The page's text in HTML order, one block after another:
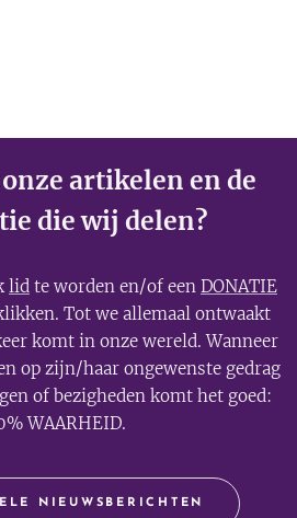
artikelen en de
die wij delen?
lid te worden en/of een DONATIE
Tot we allemaal ontwaakt
komt in onze wereld. Wanneer
op zijn/haar ongewenste gedrag
of bezigheden komt het goed:
WAARHEID.
NIEUWSBERICHTEN